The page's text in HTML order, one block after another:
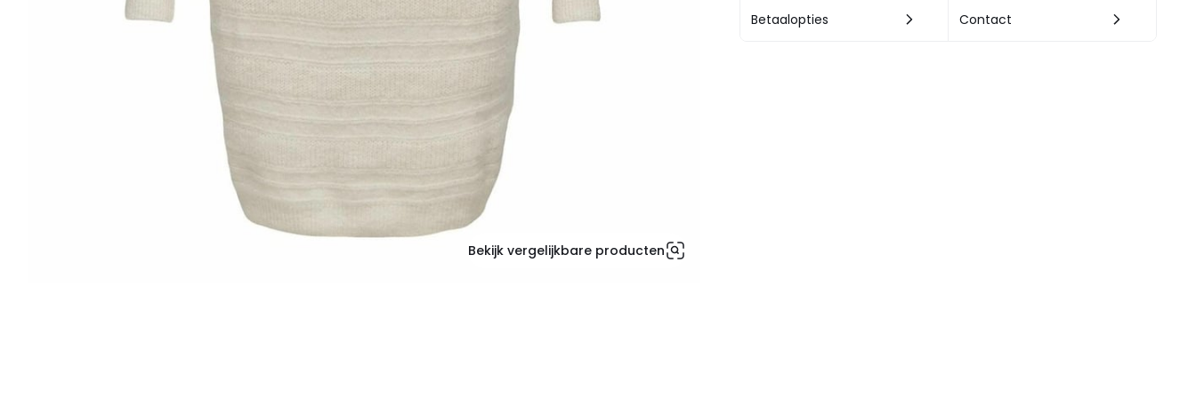
Bekijk vergelijkbare producten
Betaalopties Contact